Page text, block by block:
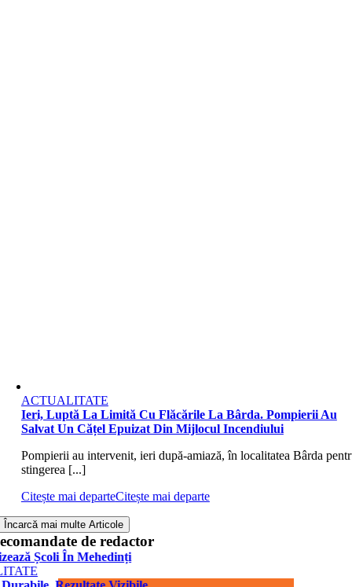
ACTUALITATE
Ieri, Luptă La Limită Cu Flăcările La Bârda. Pompierii Au
Salvat Un Cățel Epuizat Din Mijlocul Incendiului
Pompierii au intervenit, ieri după-amiază, în localitatea Bârda
stingerea [...]
Citește mai departeCitește mai departe
Încarcă mai multe Articole
de redactor